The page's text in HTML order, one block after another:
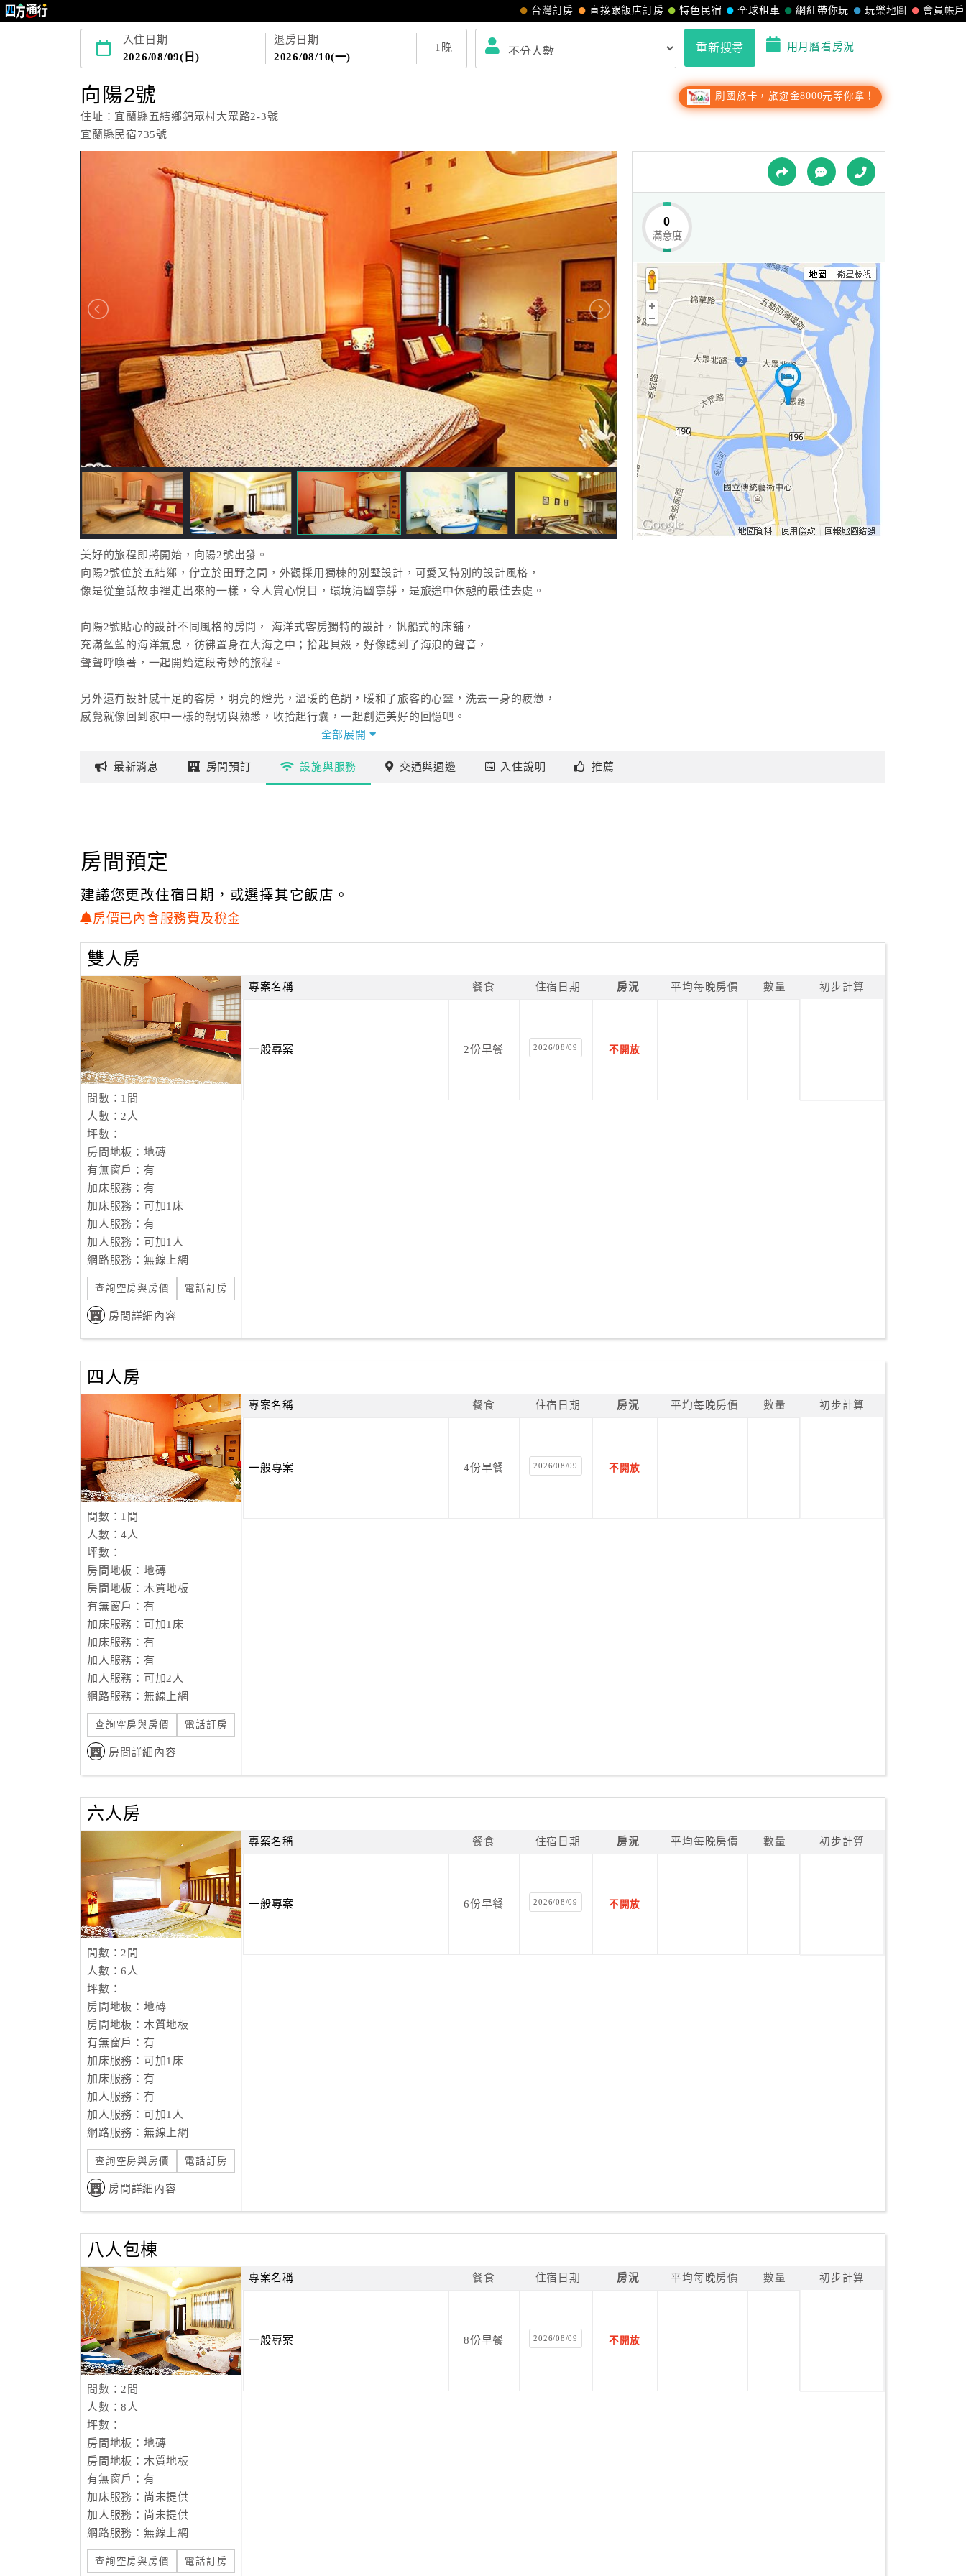
會員帳戶
玩樂地圖
網紅帶你玩
全球租車
特色民宿
直接跟飯店訂房
台灣訂房
入住日期
2026/08/09(日)
退房日期
2026/08/10(一)
1 晚 重新搜尋 用月曆看房況
向陽2號
住址：宜蘭縣五結鄉錦眾村大眾路2-3號
宜蘭縣民宿735號｜
刷國旅卡，旅遊金8000元等你拿！
美好的旅程即將開始，向陽2號出發。
向陽2號位於五結鄉，佇立於田野之間，外觀採用獨棟的別墅設計，可愛又特別的設計風格，
像是從童話故事裡走出來的一樣，令人賞心悅目，環境清幽寧靜，是旅途中休憩的最佳去處。
向陽2號貼心的設計不同風格的房間， 海洋式客房獨特的設計，帆船式的床舖，
充滿藍藍的海洋氣息，彷彿置身在大海之中；拾起貝殼，好像聽到了海浪的聲音，
聲聲呼喚著，一起開始這段奇妙的旅程。
另外還有設計感十足的客房，明亮的燈光，溫暖的色調，暖和了旅客的心靈，洗去一身的疲憊，
感覺就像回到家中一樣的親切與熟悉，收拾起行囊，一起創造美好的回憶吧。
全部展開
0
滿意度
最新消息 房間預訂 設施與服務 交通與週邊 入住說明 推薦
房間預定
建議您更改住宿日期，或選擇其它飯店。
房價已內含服務費及稅金
雙人房
間數：1間
人數：2人
坪數：
房間地板：地磚
有無窗戶：有
加床服務：有
加床服務：可加1床
加人服務：有
加人服務：可加1人
網路服務：無線上網
查詢空房與房價 電話訂房
房間詳細內容
專案名稱 餐食 住宿日期 房況 平均每晚房價 數量 初步計算
一般專案 2份早餐 2026/08/09 不開放
四人房
間數：1間
人數：4人
坪數：
房間地板：地磚
房間地板：木質地板
有無窗戶：有
加床服務：可加1床
加床服務：有
加人服務：有
加人服務：可加2人
網路服務：無線上網
查詢空房與房價 電話訂房
房間詳細內容
專案名稱 餐食 住宿日期 房況 平均每晚房價 數量 初步計算
一般專案 4份早餐 2026/08/09 不開放
六人房
間數：2間
人數：6人
坪數：
房間地板：地磚
房間地板：木質地板
有無窗戶：有
加床服務：可加1床
加床服務：有
加人服務：有
加人服務：可加1人
網路服務：無線上網
查詢空房與房價 電話訂房
房間詳細內容
專案名稱 餐食 住宿日期 房況 平均每晚房價 數量 初步計算
一般專案 6份早餐 2026/08/09 不開放
八人包棟
間數：2間
人數：8人
坪數：
房間地板：地磚
房間地板：木質地板
有無窗戶：有
加床服務：尚未提供
加人服務：尚未提供
網路服務：無線上網
查詢空房與房價 電話訂房
專案名稱 餐食 住宿日期 房況 平均每晚房價 數量 初步計算
一般專案 8份早餐 2026/08/09 不開放